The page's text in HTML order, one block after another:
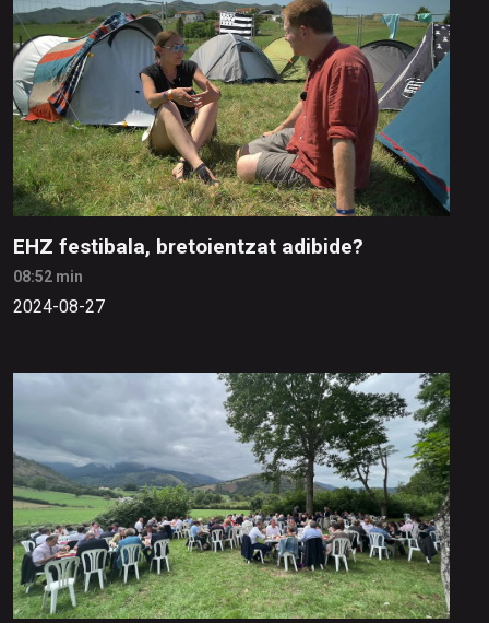
EHZ festibala, bretoientzat adibide?
08:52 min
2024-08-27